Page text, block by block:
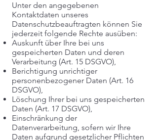
Unter den angegebenen
Kontaktdaten unseres
Datenschutzbeauftragten können Sie
jederzeit folgende Rechte ausüben:
Auskunft über Ihre bei uns
gespeicherten Daten und deren
Verarbeitung (Art. 15 DSGVO),
Berichtigung unrichtiger
personenbezogener Daten (Art. 16
DSGVO),
Löschung Ihrer bei uns gespeicherten
Daten (Art. 17 DSGVO),
Einschränkung der
Datenverarbeitung, sofern wir Ihre
Daten aufgrund gesetzlicher Pflichten